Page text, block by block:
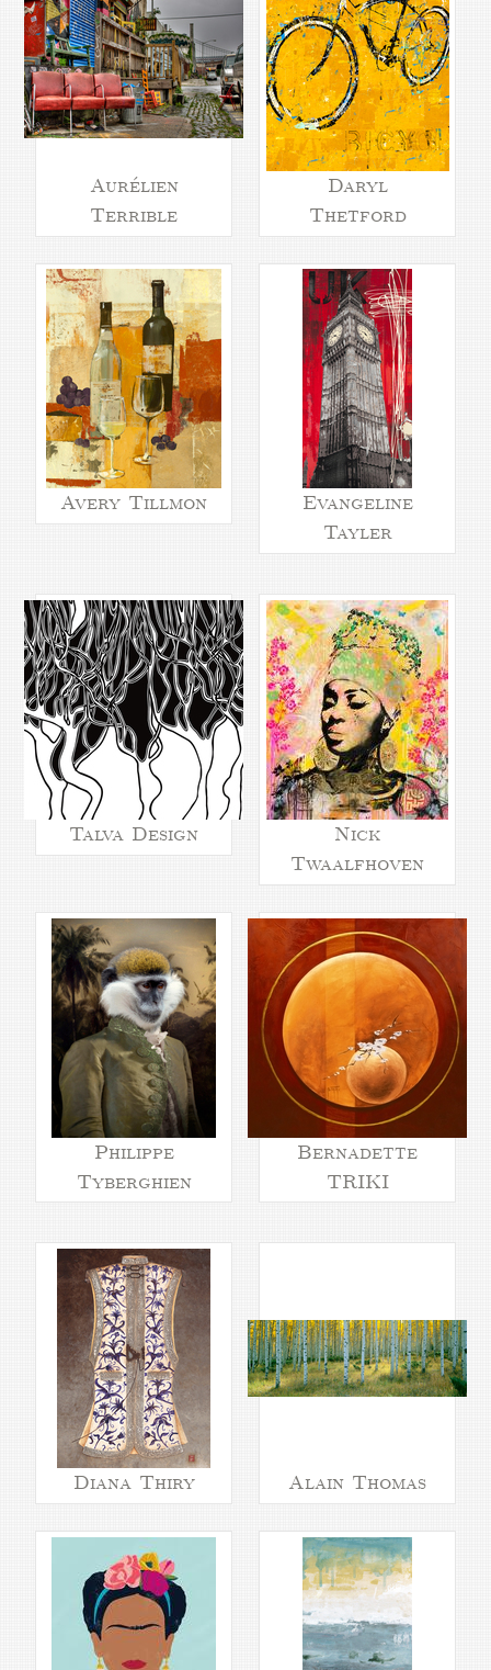
Aurélien
Terrible
Daryl
Thetford
Avery Tillmon
Evangeline
Tayler
Talva Design
Nick
Twaalfhoven
Philippe
Tyberghien
Bernadette
TRIKI
Diana Thiry Alain Thomas